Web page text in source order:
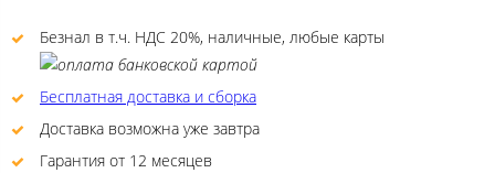
Безнал в т.ч. НДС 20%, наличные, любые карты
Бесплатная доставка и сборка
Доставка возможна уже завтра
Гарантия от 12 месяцев